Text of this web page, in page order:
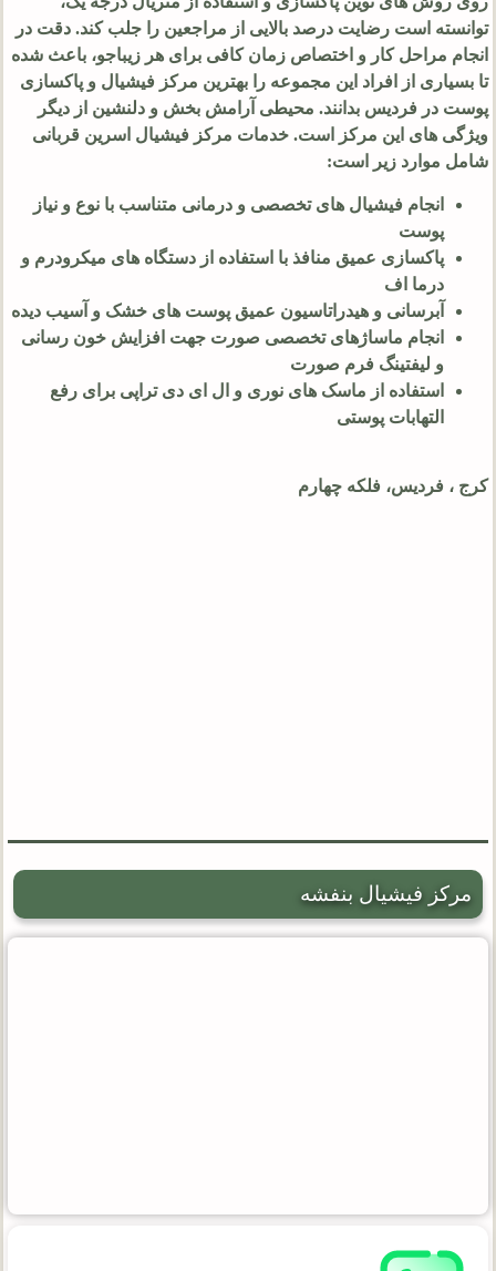
توانسته است رضایت درصد بالایی از مراجعین را جلب کند. دقت در
انجام مراحل کار و اختصاص زمان کافی برای هر زیباجو، باعث شده
تا بسیاری از افراد این مجموعه را بهترین مرکز فیشیال و پاکسازی
پوست در فردیس بدانند. محیطی آرامش بخش و دلنشین از دیگر
ویژگی های این مرکز است. خدمات مرکز فیشیال اسرین قربانی
شامل موارد زیر است:
انجام فیشیال های تخصصی و درمانی متناسب با نوع و نیاز
پوست
پاکسازی عمیق منافذ با استفاده از دستگاه های میکرودرم و
درما اف
آبرسانی و هیدراتاسیون عمیق پوست های خشک و آسیب دیده
انجام ماساژهای تخصصی صورت جهت افزایش خون رسانی
و لیفتینگ فرم صورت
استفاده از ماسک های نوری و ال ای دی تراپی برای رفع
التهابات پوستی
کرج ، فردیس، فلکه چهارم
مرکز فیشیال بنفشه